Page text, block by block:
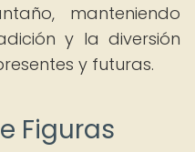
manteniendo
y la diversión
y futuras.
Figuras